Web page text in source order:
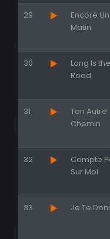
29
Encore Un
Matin
30
Long Is the
Road
31
Ton Autre
Chemin
32
Compte
Sur Moi
33 Je Te